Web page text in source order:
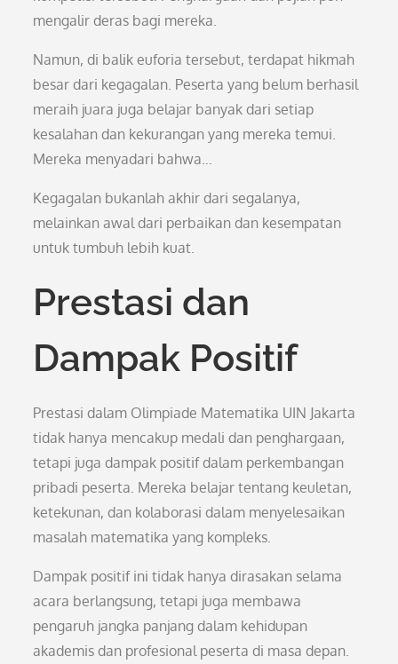
mengalir deras bagi mereka.
Namun, di balik euforia tersebut, terdapat hikmah
besar dari kegagalan. Peserta yang belum berhasil
meraih juara juga belajar banyak dari setiap
kesalahan dan kekurangan yang mereka temui.
Mereka menyadari bahwa…
Kegagalan bukanlah akhir dari segalanya,
melainkan awal dari perbaikan dan kesempatan
untuk tumbuh lebih kuat.
Prestasi dan
Dampak Positif
Prestasi dalam Olimpiade Matematika UIN Jakarta
tidak hanya mencakup medali dan penghargaan,
tetapi juga dampak positif dalam perkembangan
pribadi peserta. Mereka belajar tentang keuletan,
ketekunan, dan kolaborasi dalam menyelesaikan
masalah matematika yang kompleks.
Dampak positif ini tidak hanya dirasakan selama
acara berlangsung, tetapi juga membawa
pengaruh jangka panjang dalam kehidupan
akademis dan profesional peserta di masa depan.